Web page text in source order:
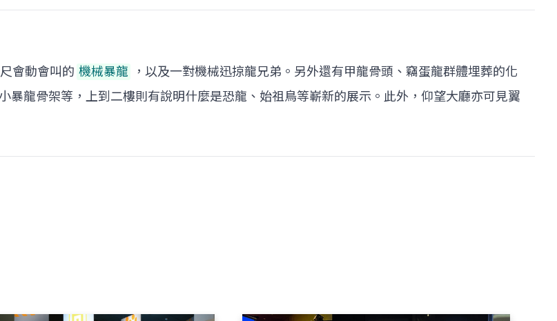
會動會叫的 機械暴龍
，以及一對機械迅掠龍兄弟。另外還有甲龍骨頭、竊蛋龍群體埋葬的化
暴龍骨架等，上到二樓則有說明什麼是恐龍、始祖鳥等嶄新的展示。此外，仰望大廳亦可見翼